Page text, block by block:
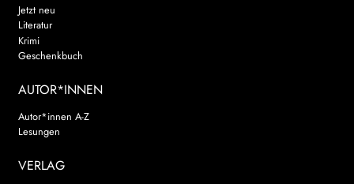
Jetzt neu
Literatur
Krimi
Geschenkbuch
AUTOR*INNEN
Autor*innen A-Z
Lesungen
VERLAG